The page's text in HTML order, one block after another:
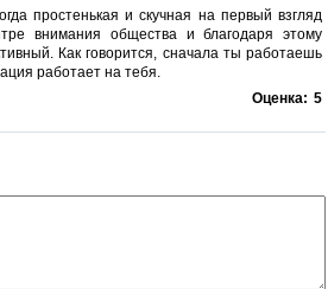
простенькая и скучная на первый взгляд
внимания общества и благодаря этому
Как говорится, сначала ты работаешь
работает на тебя.
Оценка: 5